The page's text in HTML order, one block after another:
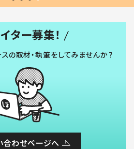
ター募集！
の取材・執筆をしてみませんか？
合わせページへ